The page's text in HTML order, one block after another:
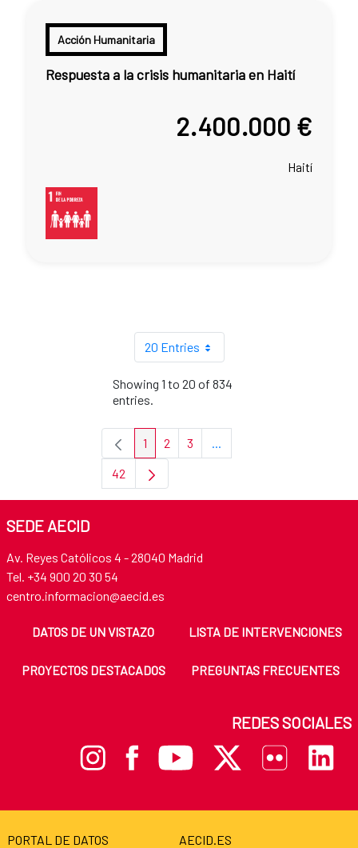
Acción Humanitaria
Respuesta a la crisis humanitaria en Haití
2.400.000 €
Haití
20 Entries
Showing 1 to 20 of 834
entries.
Page
1 Page
2 Page
3
Intermediate Pages Use
Page
42
SEDE AECID
Av. Reyes Católicos 4 - 28040 Madrid
Tel. +34 900 20 30 54
centro.informacion@aecid.es
DATOS DE UN VISTAZO LISTA DE INTERVENCIONES
PROYECTOS DESTACADOS PREGUNTAS FRECUENTES
REDES SOCIALES
PORTAL DE DATOS AECID.ES